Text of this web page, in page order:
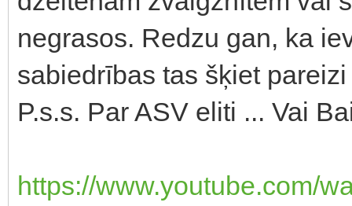
negrasos. Redzu gan, ka
sabiedrības tas šķiet
P.s.s. Par ASV eliti ... Vai
https://www.youtube.com/